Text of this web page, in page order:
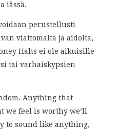
iässä.
perustellusti
viattomalta ja aidolta,
Hahs ei ole aikuisille
tai varhaiskypsien
Anything that
we feel is worthy we’ll
to sound like anything,